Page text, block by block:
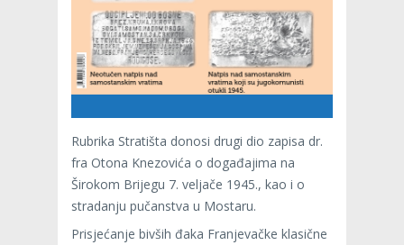
Rubrika Stratišta donosi drugi dio zapisa dr.
fra Otona Knezovića o događajima na
Širokom Brijegu 7. veljače 1945., kao i o
stradanju pučanstva u Mostaru.
Prisjećanje bivših đaka Franjevačke klasične